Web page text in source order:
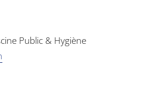
Public & Hygiène